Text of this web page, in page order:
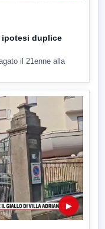
ipotesi duplice
il 21enne alla
▶